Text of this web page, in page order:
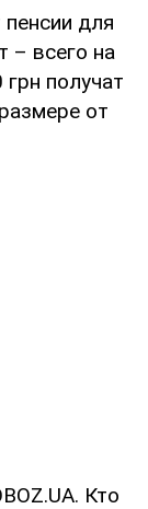
для
– всего на
получат
от
Кто